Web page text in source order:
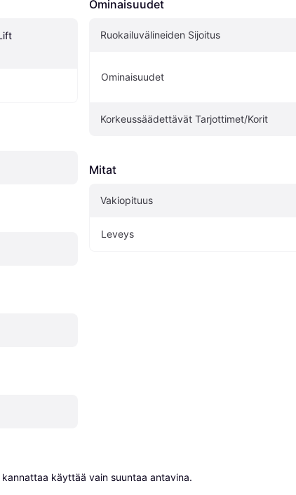
Ominaisuudet
Ruokailuvälineiden Sijoitus
Ominaisuudet
Korkeussäädettävät Tarjottimet/Korit
Mitat
Vakiopituus
Leveys
käyttää vain suuntaa antavina.